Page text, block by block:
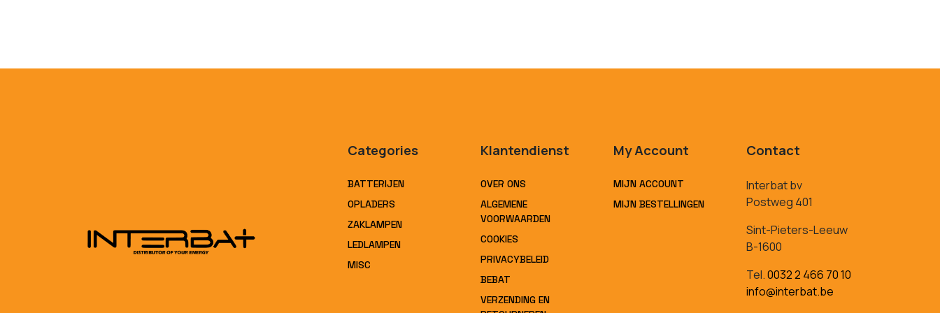
Categories
BATTERIJEN
OPLADERS
ZAKLAMPEN
LEDLAMPEN
MISC
Klantendienst
OVER ONS
ALGEMENE
VOORWAARDEN
COOKIES
PRIVACYBELEID
BEBAT
VERZENDING EN
My Account
MIJN ACCOUNT
MIJN BESTELLINGEN
Contact
Interbat bv
Postweg 401
Sint-Pieters-Leeuw
B-1600
Tel.0032 2 466 70 10
info@interbat.be